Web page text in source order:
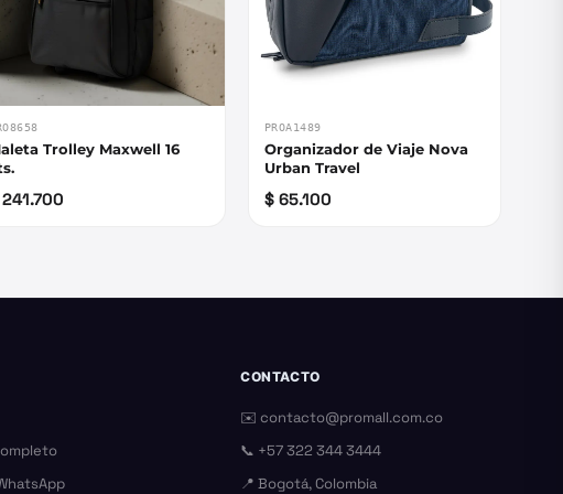
Trolley Maxwell 16
PROA1489
Organizador de Viaje Nova
Urban Travel
$ 65.100
CONTACTO
✉️contacto@promall.com.co
📞 +57 322 344 3444
📍 Bogotá, Colombia